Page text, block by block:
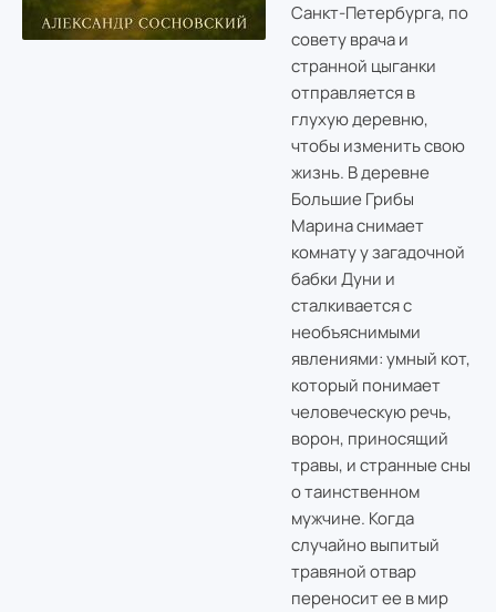
Санкт-Петербурга, по
совету врача и
странной цыганки
отправляется в
глухую деревню,
чтобы изменить свою
жизнь. В деревне
Большие Грибы
Марина снимает
комнату у загадочной
бабки Дуни и
сталкивается с
необъяснимыми
явлениями: умный кот,
который понимает
человеческую речь,
ворон, приносящий
травы, и странные сны
о таинственном
мужчине. Когда
случайно выпитый
травяной отвар
переносит ее в мир